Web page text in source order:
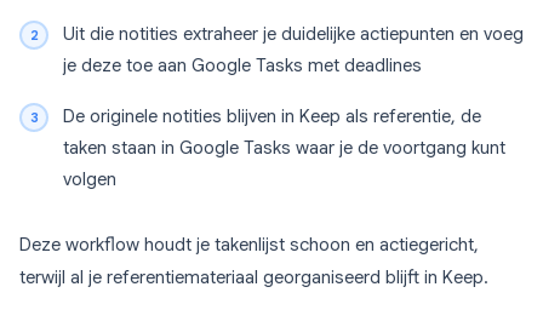
Uit die notities extraheer je duidelijke actiepunten en voeg
je deze toe aan Google Tasks met deadlines
De originele notities blijven in Keep als referentie, de
taken staan in Google Tasks waar je de voortgang kunt
volgen
Deze workflow houdt je takenlijst schoon en actiegericht,
terwijl al je referentiemateriaal georganiseerd blijft in Keep.